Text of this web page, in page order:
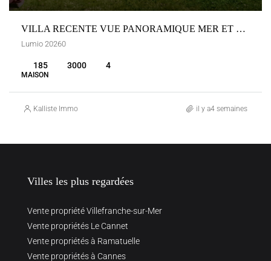
VILLA RECENTE VUE PANORAMIQUE MER ET MONTAGNES A LUMIO
Lumio 20260
185 3000 4
MAISON
Kalliste Immo il y a4 semaines
Villes les plus regardées
Vente propriété Villefranche-sur-Mer
Vente propriétés Le Cannet
Vente propriétés à Ramatuelle
Vente propriétés à Cannes